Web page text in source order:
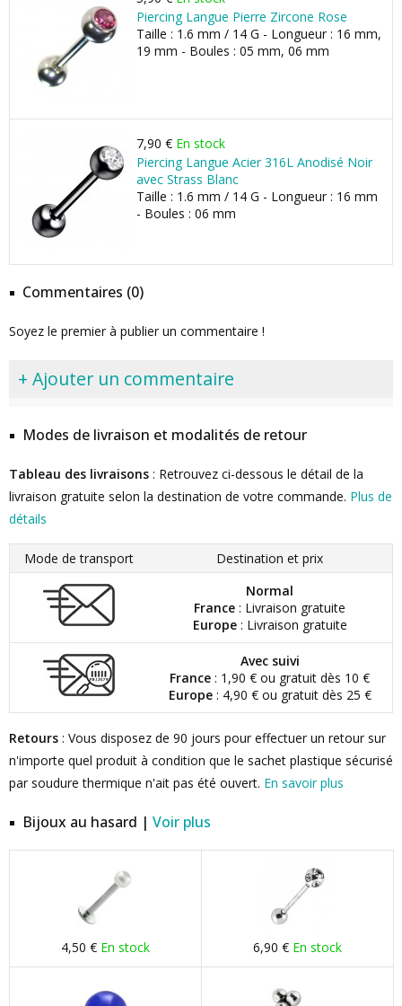
Piercing Langue Pierre Zircone Rose
Taille : 1.6 mm / 14 G - Longueur : 16 mm,
19 mm - Boules : 05 mm, 06 mm
7,90 € En stock
Piercing Langue Acier 316L Anodisé Noir
avec Strass Blanc
Taille : 1.6 mm / 14 G - Longueur : 16 mm
- Boules : 06 mm
Commentaires (0)
Soyez le premier à publier un commentaire !
+ Ajouter un commentaire
Modes de livraison et modalités de retour
Tableau des livraisons : Retrouvez ci-dessous le détail de la
livraison gratuite selon la destination de votre commande. Plus de
détails
Mode de transport
Destination et prix
Normal
France : Livraison gratuite
Europe: Livraison gratuite
Avec suivi
France : 1,90 € ou gratuit dès 10 €
Europe: 4,90 € ou gratuit dès 25 €
Retours : Vous disposez de 90 jours pour effectuer un retour sur
n'importe quel produit à condition que le sachet plastique sécurisé
par soudure thermique n'ait pas été ouvert. En savoir plus
Bijoux au hasard | Voir plus
4,50 € En stock 6,90 € En stock